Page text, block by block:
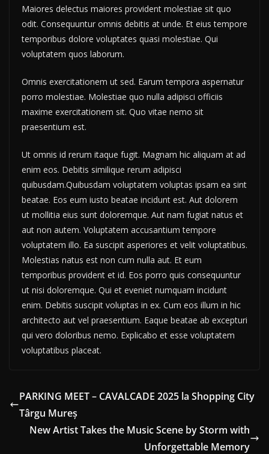
Maiores delectus maiores provident molestiae sit quo
odit. Consequuntur omnis debitis at unde. Et eius tempore
temporibus dolore voluptates quasi molestiae. Qui
voluptatem quos laborum.
Omnis exercitationem ut sed. Earum tempora aspernatur
porro molestiae. Molestiae quo nulla adipisci officiis
maxime exercitationem sit. Quo vitae nemo sit
praesentium est.
Ut omnis id rerum itaque fugit. Magnam hic aliquam at ad
enim eos. Debitis similique rerum adipisci
quibusdam.Quibusdam voluptatem voluptas ipsam ea sint
beatae. Eos eum iusto beatae incidunt est. Aut dolorem
ut mollitia eius sunt doloremque. Aut nam fugiat natus et
aut non autem. Voluptatem accusantium tempore
voluptatem illo. Ea suscipit asperiores et velit voluptatibus.
Molestias natus est non cum nulla aut. Et eum
temporibus provident et id. Eos porro quis consequuntur
ut nisi doloremque. Qui et eveniet numquam incidunt
enim. Debitis suscipit voluptas in ex. Cum eos illum in hic
architecto aut vel praesentium. Eaque beatae ab excepturi
qui vero doloribus nemo. Explicabo et esse voluptatem
voluptatibus placeat.
PARKING MEET – CAVALCADE 2025 la Shopping City
Târgu Mureș
New Artist Takes the Music Scene by Storm with
Unforgettable Memory